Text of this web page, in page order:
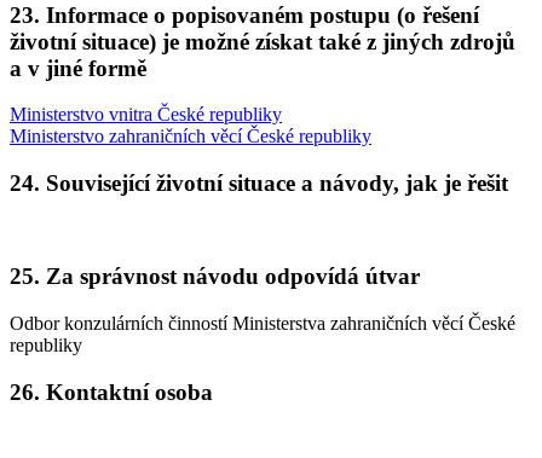
23. Informace o popisovaném postupu (o řešení
životní situace) je možné získat také z jiných zdrojů
a v jiné formě
Ministerstvo vnitra České republiky
Ministerstvo zahraničních věcí České republiky
24. Související životní situace a návody, jak je řešit
25. Za správnost návodu odpovídá útvar
Odbor konzulárních činností Ministerstva zahraničních věcí České
republiky
26. Kontaktní osoba